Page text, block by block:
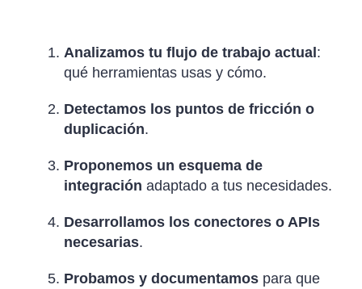
Analizamos tu flujo de trabajo actual:
qué herramientas usas y cómo.
Detectamos los puntos de fricción o
duplicación.
Proponemos un esquema de
integración adaptado a tus necesidades.
Desarrollamos los conectores o APIs
necesarias.
Probamos y documentamospara que